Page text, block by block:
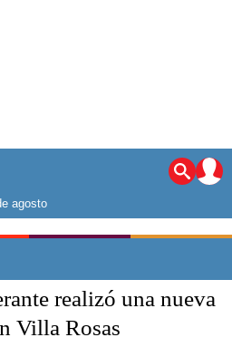
La ciudad
Punta Alta
El mundo
Seguridad
agosto
realizó una nueva
Villa Rosas